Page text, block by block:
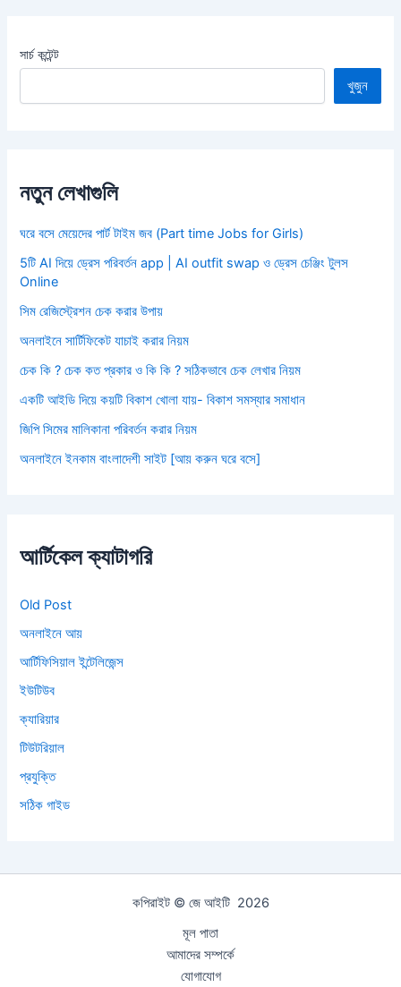
সার্চ কন্টেন্ট
খুজুন
নতুন লেখাগুলি
ঘরে বসে মেয়েদের পার্ট টাইম জব (Part time Jobs for Girls)
5টি AI দিয়ে ড্রেস পরিবর্তন app | AI outfit swap ও ড্রেস চেঞ্জিং টুলস
Online
সিম রেজিস্ট্রেশন চেক করার উপায়
অনলাইনে সার্টিফিকেট যাচাই করার নিয়ম
চেক কি ? চেক কত প্রকার ও কি কি ? সঠিকভাবে চেক লেখার নিয়ম
একটি আইডি দিয়ে কয়টি বিকাশ খোলা যায়- বিকাশ সমস্যার সমাধান
জিপি সিমের মালিকানা পরিবর্তন করার নিয়ম
অনলাইনে ইনকাম বাংলাদেশী সাইট [আয় করুন ঘরে বসে]
আর্টিকেল ক্যাটাগরি
Old Post
অনলাইনে আয়
আর্টিফিসিয়াল ইন্টেলিজেন্স
ইউটিউব
ক্যারিয়ার
টিউটরিয়াল
প্রযুক্তি
সঠিক গাইড
কপিরাইট © জে আইটি 2026
মূল পাতা
আমাদের সম্পর্কে
যোগাযোগ